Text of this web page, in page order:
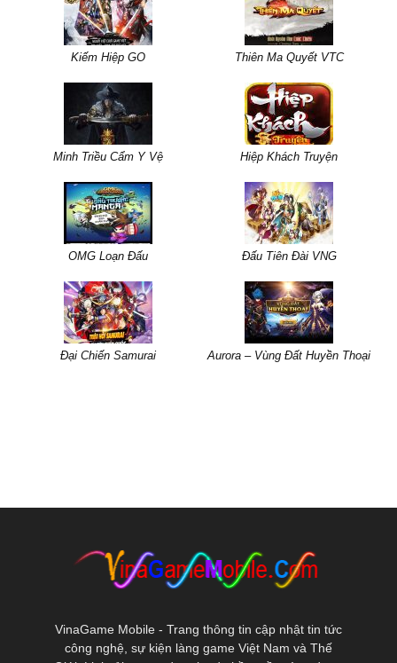
Kiếm Hiệp GO Thiên Ma Quyết VTC
Minh Triều Cẩm Y Vệ Hiệp Khách Truyện
OMG Loạn Đấu Đấu Tiên Đài VNG
Đại Chiến Samurai Aurora – Vùng Đất Huyền Thoại
VinaGame Mobile - Trang thông tin cập nhật tin tức
công nghệ, sự kiện làng game Việt Nam và Thế